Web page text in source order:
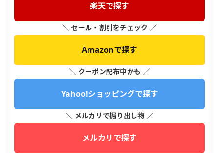
楽天で探す
＼ セール・割引をチェック ／
Amazonで探す
＼ クーポン配布中かも ／
Yahoo!ショッピングで探す
＼ メルカリで掘り出し物 ／
メルカリで探す